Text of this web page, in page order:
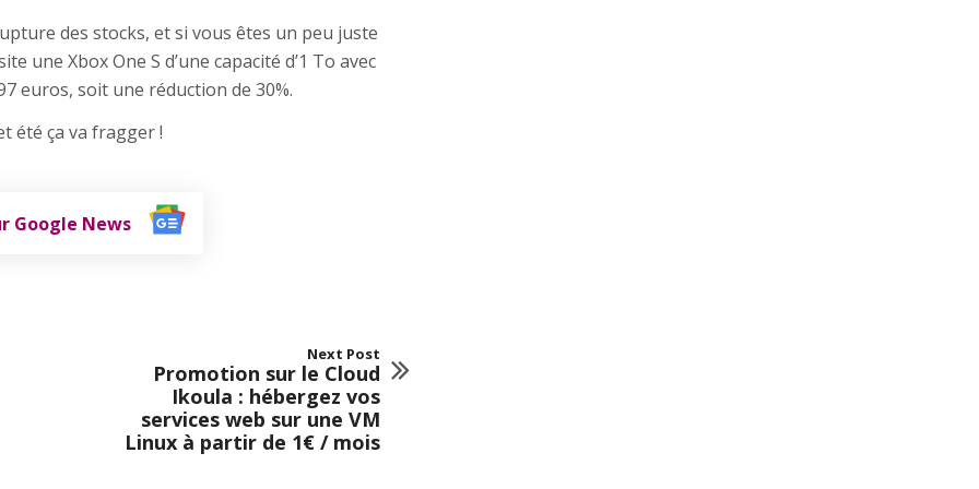
des stocks, et si vous êtes un peu juste
une Xbox One S d’une capacité d’1 To avec
euros, soit une réduction de 30%.
été ça va fragger !
Google News
Next Post
Promotion sur le Cloud
Ikoula : hébergez vos
services web sur une VM
Linux à partir de 1€ / mois